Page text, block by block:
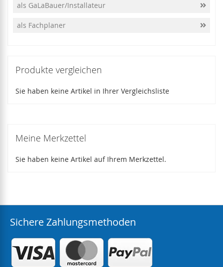
als GaLaBauer/Installateur
als Fachplaner
Produkte vergleichen
Sie haben keine Artikel in Ihrer Vergleichsliste
Meine Merkzettel
Sie haben keine Artikel auf Ihrem Merkzettel.
Sichere Zahlungsmethoden